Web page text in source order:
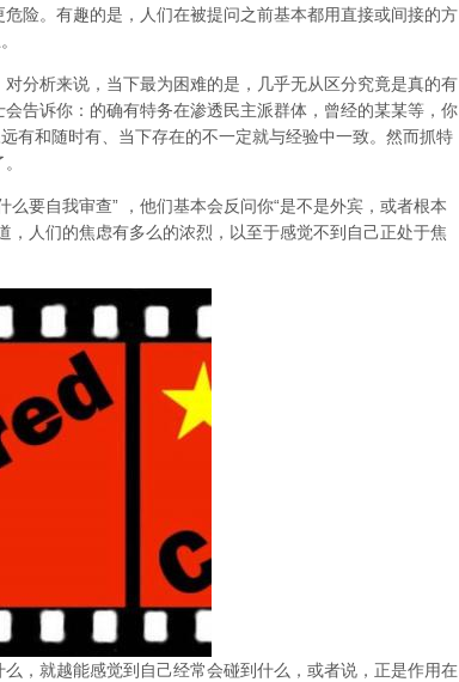
险。有趣的是，人们在被提问之前基本都用直接或间接的方
分析来说，当下最为困难的是，几乎无从区分究竟是真的有
告诉你：的确有特务在渗透民主派群体，曾经的某某等，你
有和随时有、当下存在的不一定就与经验中一致。然而抓特
么要自我审查” ，他们基本会反问你“是不是外宾，或者根本
，人们的焦虑有多么的浓烈，以至于感觉不到自己正处于焦
，就越能感觉到自己经常会碰到什么，或者说，正是作用在